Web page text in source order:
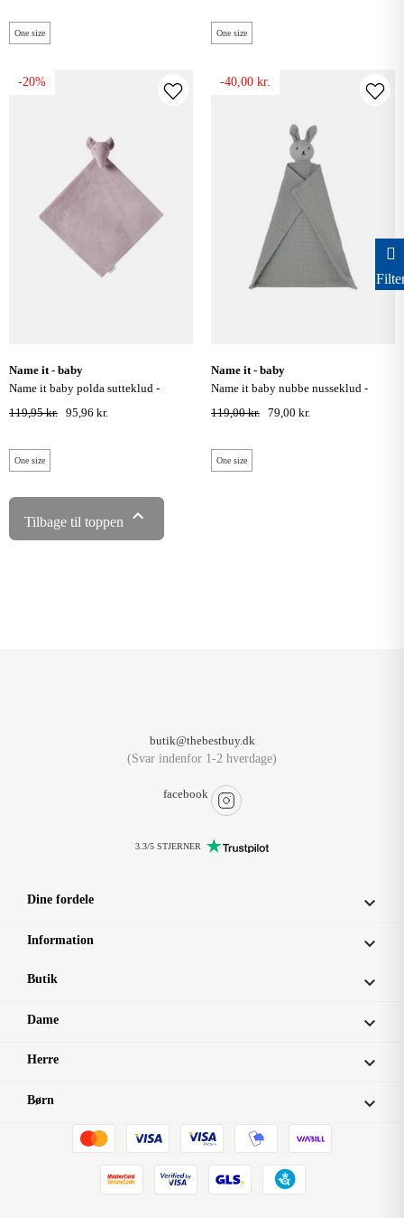
One size One size
-20%
name it - baby
name it baby polda sutteklud -
burnished lilac
119,95 kr. 95,96 kr.
One size
-40,00 kr.
name it - baby
name it baby nubbe nusseklud -
forest fog
119,00 kr. 79,00 kr.
One size
Tilbage til toppen 
butik@thebestbuy.dk
(Svar indenfor 1-2 hverdage)
facebook
3.3/5 STJERNER
Dine fordele 
Information 
Butik 
Dame 
Herre 
Børn 